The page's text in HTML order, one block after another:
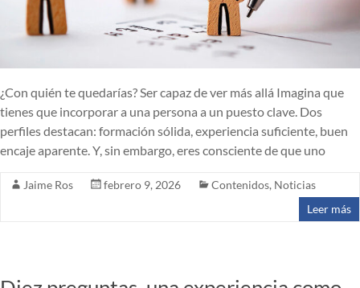
¿Con quién te quedarías? Ser capaz de ver más allá Imagina que
tienes que incorporar a una persona a un puesto clave. Dos
perfiles destacan: formación sólida, experiencia suficiente, buen
encaje aparente. Y, sin embargo, eres consciente de que uno
Jaime Ros febrero 9, 2026 Contenidos, Noticias
Leer más